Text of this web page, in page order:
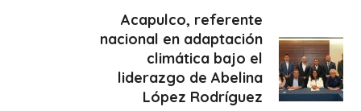
Acapulco, referente
nacional en adaptación
climática bajo el
liderazgo de Abelina
López Rodríguez